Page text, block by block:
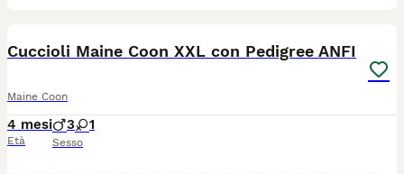
Cuccioli Maine Coon XXL con Pedigree ANFI
Maine Coon
4 mesi
Età
3 1
Sesso